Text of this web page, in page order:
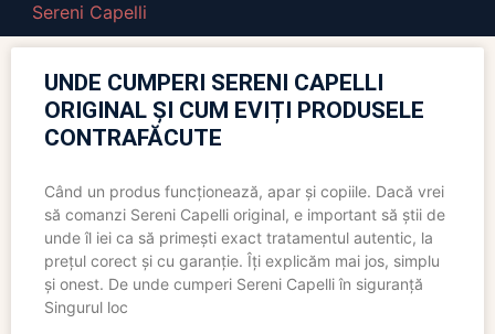
Sereni Capelli
UNDE CUMPERI SERENI CAPELLI
ORIGINAL ȘI CUM EVIȚI PRODUSELE
CONTRAFĂCUTE
Când un produs funcționează, apar și copiile. Dacă vrei
să comanzi Sereni Capelli original, e important să știi de
unde îl iei ca să primești exact tratamentul autentic, la
prețul corect și cu garanție. Îți explicăm mai jos, simplu
și onest. De unde cumperi Sereni Capelli în siguranță
Singurul loc